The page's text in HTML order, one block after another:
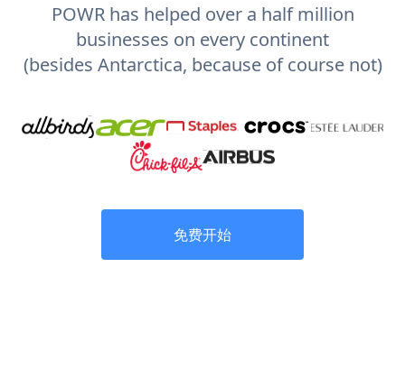
POWR has helped over a half million
businesses on every continent
(besides Antarctica, because of course not)
免费开始